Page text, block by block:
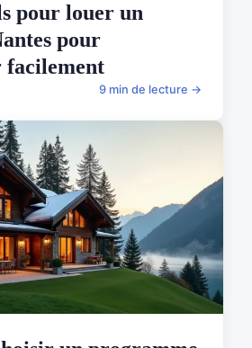
pour louer un
pour
facilement
9 min de lecture →